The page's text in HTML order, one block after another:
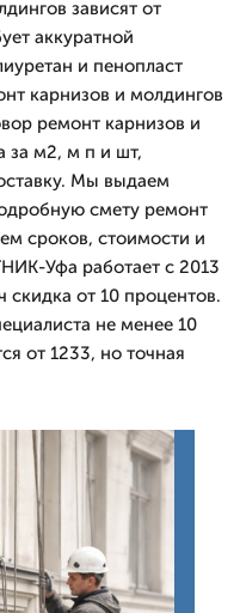
зависят от
аккуратной
и пенопласт
карнизов и молдингов
ремонт карнизов и
за м2, м п и шт,
Мы выдаем
смету ремонт
сроков, стоимости и
Уфа работает с 2013
скидка от 10 процентов.
не менее 10
от 1233, но точная